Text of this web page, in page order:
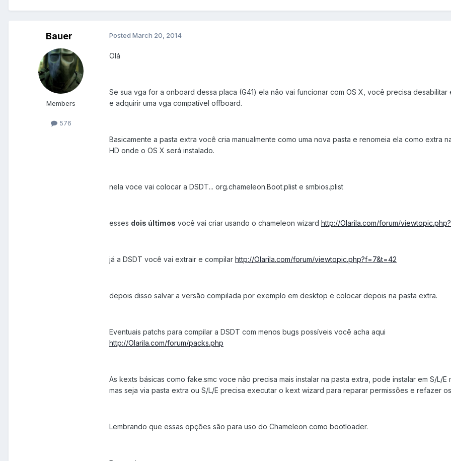
Bauer
Members
576
Posted March 20, 2014
Olá
Se sua vga for a onboard dessa placa (G41) ela não vai funcionar com OS X, você precisa desabilitar
e adquirir uma vga compatível offboard.
Basicamente a pasta extra você cria manualmente como uma nova pasta e renomeia ela como extra
HD onde o OS X será instalado.
nela voce vai colocar a DSDT... org.chameleon.Boot.plist e smbios.plist
esses dois últimos você vai criar usando o chameleon wizard http://Olarila.com/forum/
já a DSDT você vai extrair e compilar http://Olarila.com/forum/viewtopic.php?f=7&t=42
depois disso salvar a versão compilada por exemplo em desktop e colocar depois na pasta extra.
Eventuais patchs para compilar a DSDT com menos bugs possíveis você acha aqui
http://Olarila.com/forum/packs.php
As kexts básicas como fake.smc voce não precisa mais instalar na pasta extra, pode instalar em S/L/E
mas seja via pasta extra ou S/L/E precisa executar o kext wizard para reparar permissões e refazer
Lembrando que essas opções são para uso do Chameleon como bootloader.